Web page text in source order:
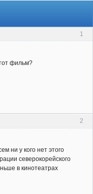
1
фильм?
2
ни у кого нет этого
северокорейского
в кинотеатрах